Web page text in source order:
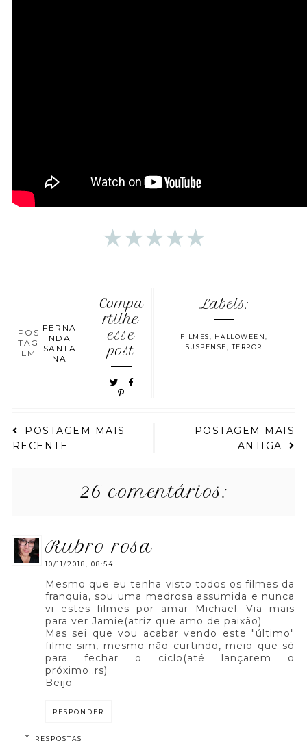
POS
TAG
EM
FERNA
NDA
SANTA
NA
Compa
rtilhe
esse
post
Labels:
FILMES HALLOWEEN
SUSPENSE
TERROR
POSTAGEM MAIS
RECENTE
POSTAGEM MAIS
ANTIGA
26 comentários:
rubro rosa
10/11/2018, 08:54
Mesmo que eu tenha visto todos os filmes da
franquia, sou uma medrosa assumida e nunca
vi estes filmes por amar Michael. Via mais
para ver Jamie(atriz que amo de paixão)
Mas sei que vou acabar vendo este "último"
filme sim, mesmo não curtindo, meio que só
para fechar o ciclo(até lançarem o
próximo..rs)
Beijo
RESPONDER
RESPOSTAS